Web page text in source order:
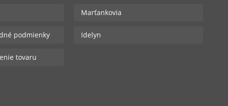
podmienky
tovaru
Marťankovia
Idelyn